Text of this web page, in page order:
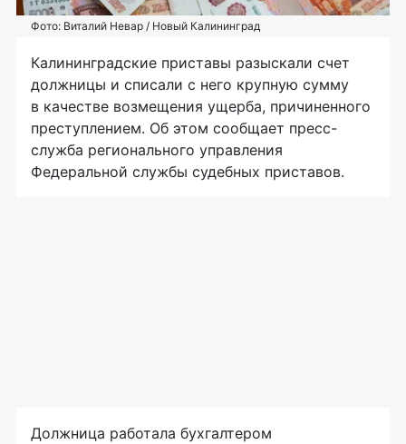
Фото: Виталий Невар / Новый Калининград
Калининградские приставы разыскали счет
должницы и списали с него крупную сумму
в качестве возмещения ущерба, причиненного
преступлением. Об этом сообщает пресс-
служба регионального управления
Федеральной службы судебных приставов.
Должница работала бухгалтером